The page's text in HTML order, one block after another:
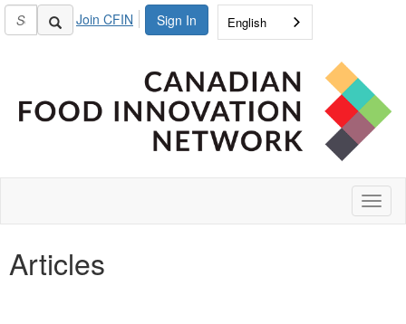
Sign In
Join CFIN English
Articles